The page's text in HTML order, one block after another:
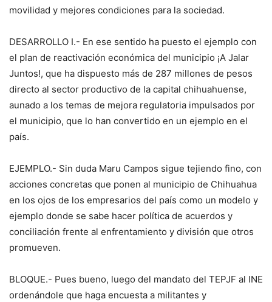
movilidad y mejores condiciones para la sociedad.
DESARROLLO I.- En ese sentido ha puesto el ejemplo con
el plan de reactivación económica del municipio ¡A Jalar
Juntos!, que ha dispuesto más de 287 millones de pesos
directo al sector productivo de la capital chihuahuense,
aunado a los temas de mejora regulatoria impulsados por
el municipio, que lo han convertido en un ejemplo en el
país.
EJEMPLO.- Sin duda Maru Campos sigue tejiendo fino, con
acciones concretas que ponen al municipio de Chihuahua
en los ojos de los empresarios del país como un modelo y
ejemplo donde se sabe hacer política de acuerdos y
conciliación frente al enfrentamiento y división que otros
promueven.
BLOQUE.- Pues bueno, luego del mandato del TEPJF al INE
ordenándole que haga encuesta a militantes y